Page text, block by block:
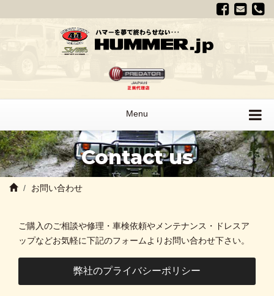
Menu
Contact us
お問い合わせ
ご購入のご相談や修理・車検依頼やメンテナンス・ドレスア
ップなどお気軽に下記のフォームよりお問い合わせ下さい。
弊社のプライバシーポリシー